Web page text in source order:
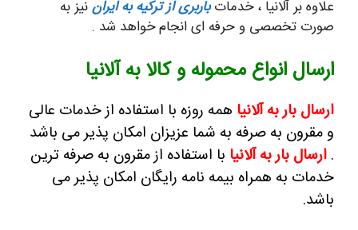
علاوه بر آلانیا ، خدماتباربری از ترکیه به ایراننیز به
صورت تخصصی و حرفه ای انجام خواهد شد .
ارسال انواع محموله و کالا به آلانیا
ارسال بار به آلانیا همه روزه با استفاده از خدمات عالی
و مقرون به صرفه به شما عزیزان امکان پذیر می باشد
. ارسال بار به آلانیا با استفاده از مقرون به صرفه ترین
خدمات به همراه بیمه نامه رایگان امکان پذیر می
باشد.